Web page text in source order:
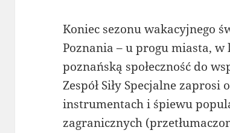
Koniec sezonu wakacyjnego
Poznania – u progu miasta,
poznańską społeczność do
Zespół Siły Specjalne
instrumentach i śpiewu
zagranicznych